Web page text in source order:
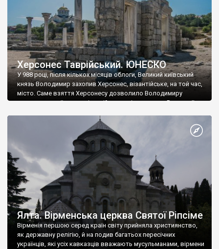
Херсонес Таврійський. ЮНЕСКО
У 988 році, після кількох місяців облоги, Великий київський
князь Володимир захопив Херсонес, візантійське, на той час,
місто. Саме взяття Херсонесу дозволило Володимиру
диктувати свої умови візантійському імператору Василю ІІ, та
Херсонесі Володимир-язичник, став Василем-християнином.
А потім було Хрещення Русі. На честь Херсонесу Таврійського
Ялта. Вірменська церква Святої Ріпсіме
Вірменія першою серед країн світу прийняла християнство,
як державну релігію, й на подив багатьох пересічних
українців, які усіх кавказців вважають мусульманами, вірмени